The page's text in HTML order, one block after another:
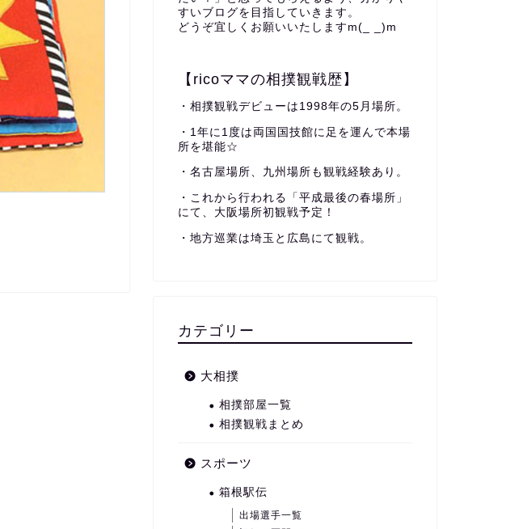
すいブログを目指していきます。
どうぞ宜しくお願いいたしますm(_ _)m
【ricoママの相撲観戦歴】
・相撲観戦デビューは1998年の5月場所。
・1年に1度は両国国技館に足を運んで本場
所を堪能☆
・名古屋場所、九州場所も観戦経験あり。
・これから行われる「平成最後の春場所」
にて、大阪場所初観戦予定！
・地方巡業は埼玉と広島にて観戦。
カテゴリー
大相撲
相撲部屋一覧
相撲観戦まとめ
スポーツ
箱根駅伝
出場選手一覧